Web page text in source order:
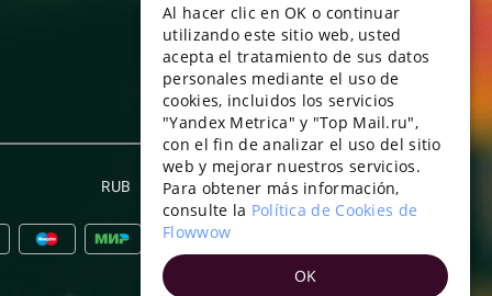
RUB Español
ENGLISH
UKRAINIAN
PORTUGUESE
SPANISH
HUNGARIAN
ITALIAN
Al hacer clic en OK o continuar
utilizando este sitio web, usted
acepta el tratamiento de sus datos
personales mediante el uso de
cookies, incluidos los servicios
"Yandex Metrica" y "Top Mail.ru",
con el fin de analizar el uso del sitio
web y mejorar nuestros servicios.
Para obtener más información,
consulte la Política de Cookies de
Flowwow
OK